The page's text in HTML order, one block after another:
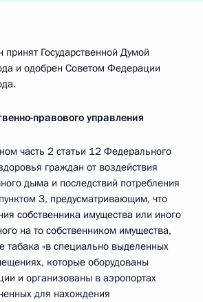
Государственной Думой
и одобрен Советом Федерации
правового управления
часть 2 статьи 12 Федерального
граждан от воздействия
дыма и последствий потребления
3, предусматривающим, что
собственника имущества или иного
на то собственником имущества,
табака «в специально выделенных
которые оборудованы
и организованы в аэропортах
для нахождения